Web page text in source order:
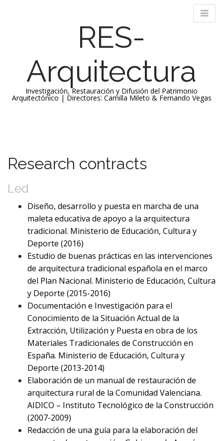
RES-
Arquitectura
Investigación, Restauración y Difusión del Patrimonio
Arquitectónico | Directores: Camilla Mileto & Fernando Vegas
n
m
e
n
t
o
c
o
Research contracts
Led
Diseño, desarrollo y puesta en marcha de una
maleta educativa de apoyo a la arquitectura
tradicional. Ministerio de Educación, Cultura y
Deporte (2016)
Estudio de buenas prácticas en las intervenciones
de arquitectura tradicional española en el marco
del Plan Nacional. Ministerio de Educación, Cultura
y Deporte (2015-2016)
Documentación e Investigación para el
Conocimiento de la Situación Actual de la
Extracción, Utilización y Puesta en obra de los
Materiales Tradicionales de Construcción en
España. Ministerio de Educación, Cultura y
Deporte (2013-2014)
Elaboración de un manual de restauración de
arquitectura rural de la Comunidad Valenciana.
AIDICO – Instituto Tecnológico de la Construcción
(2007-2009)
Redacción de una guía para la elaboración del